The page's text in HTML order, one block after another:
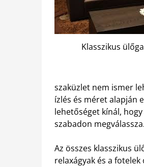
Klasszikus
szaküzlet nem ismer
ízlés és méret alapján
lehetőséget kínál,
szabadon megválassza.
Az összes klasszikus
relaxágyak és a